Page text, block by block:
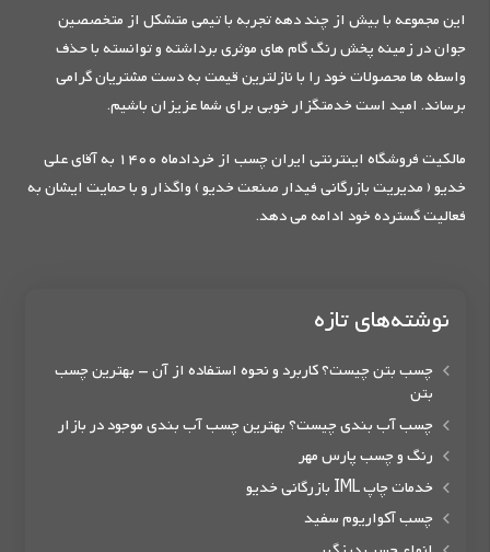
این مجموعه با بیش از چند دهه تجربه با تیمی متشکل از متخصصین
جوان در زمینه پخش رنگ گام های موثری برداشته و توانسته با حذف
واسطه ها محصولات خود را با نازلترین قیمت به دست مشتریان گرامی
برساند. امید است خدمتگزار خوبی برای شما عزیزان باشیم.
مالکیت فروشگاه اینترنتی ایران چسب از خردادماه 1400 به آقای علی
خدیو ( مدیریت بازرگانی فیدار صنعت خدیو ) واگذار و با حمایت ایشان به
فعالیت گسترده خود ادامه می دهد.
نوشته‌های تازه
چسب بتن چیست؟ کاربرد و نحوه استفاده از آن – بهترین چسب
بتن
چسب آب بندی چیست؟ بهترین چسب آب بندی موجود در بازار
رنگ و چسب پارس مهر
خدمات چاپ IML بازرگانی خدیو
چسب آکواریوم سفید